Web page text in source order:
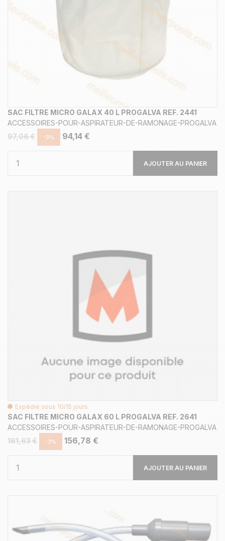
SAC FILTRE MICRO GALAX 40 L PROGALVA REF. 2441
ACCESSOIRES-POUR-ASPIRATEUR-DE-RAMONAGE-PROGALVA
97,06 €
-3% 94,14 €
AJOUTER AU PANIER
Expédié sous 10/15 jours
SAC FILTRE MICRO GALAX 60 L PROGALVA REF. 2641
ACCESSOIRES-POUR-ASPIRATEUR-DE-RAMONAGE-PROGALVA
161,63 €
-3% 156,78 €
AJOUTER AU PANIER